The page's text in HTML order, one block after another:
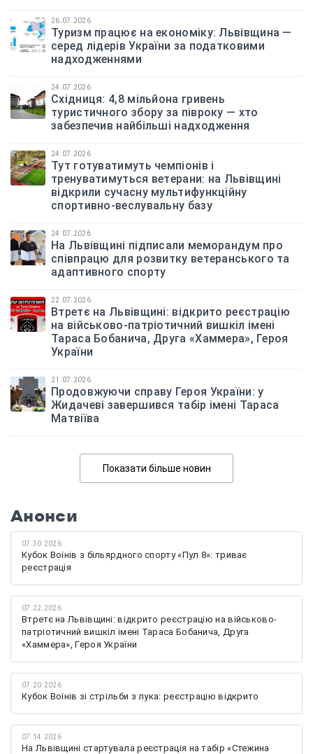
26.07.2026
Туризм працює на економіку: Львівщина —
серед лідерів України за податковими
надходженнями
24.07.2026
Східниця: 4,8 мільйона гривень
туристичного збору за півроку — хто
забезпечив найбільші надходження
24.07.2026
Тут готуватимуть чемпіонів і
тренуватимуться ветерани: на Львівщині
відкрили сучасну мультифункційну
спортивно-веслувальну базу
24.07.2026
На Львівщині підписали меморандум про
співпрацю для розвитку ветеранського та
адаптивного спорту
22.07.2026
Втретє на Львівщині: відкрито реєстрацію
на військово-патріотичний вишкіл імені
Тараса Бобанича, Друга «Хаммера», Героя
України
21.07.2026
Продовжуючи справу Героя України: у
Жидачеві завершився табір імені Тараса
Матвіїва
Показати більше новин
Анонси
07.30.2026
Кубок Воїнів з більярдного спорту «Пул 8»: триває
реєстрація
07.22.2026
Втретє на Львівщині: відкрито реєстрацію на військово-
патріотичний вишкіл імені Тараса Бобанича, Друга
«Хаммера», Героя України
07.20.2026
Кубок Воїнів зі стрільби з лука: реєстрацію відкрито
07.14.2026
На Львівщині стартувала реєстрація на табір «Стежина